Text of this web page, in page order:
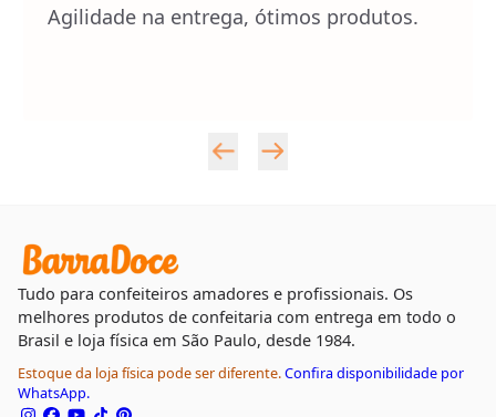
Agilidade na entrega, ótimos produtos.
Tudo para confeiteiros amadores e profissionais. Os
melhores produtos de confeitaria com entrega em todo o
Brasil e loja física em São Paulo, desde 1984.
Estoque da loja física pode ser diferente.Confira disponibilidade por
WhatsApp.